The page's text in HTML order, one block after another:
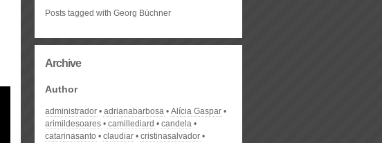
Posts tagged with Georg Büchner
Archive
Author
administrador adrianabarbosa
Alícia Gaspar
arimildesoares
camillediard
candela
catarinasanto
claudiar
cristinasalvador